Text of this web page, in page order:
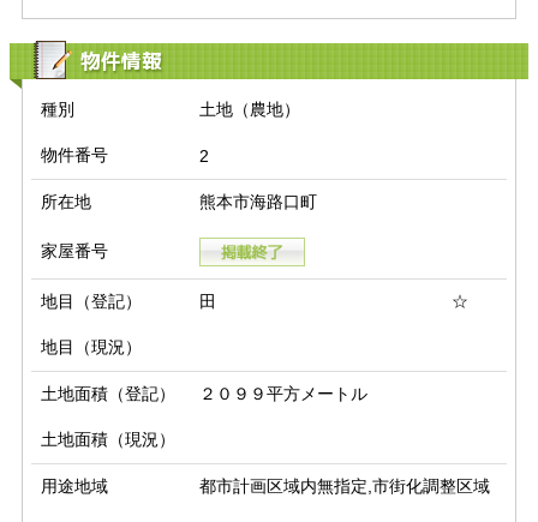
物件情報
種別 土地（農地）
物件番号 2
所在地 熊本市海路口町
家屋番号
地目（登記） 田 ☆
地目（現況）
土地面積（登記） ２０９９平方メートル
土地面積（現況）
用途地域 都市計画区域内無指定,市街化調整区域